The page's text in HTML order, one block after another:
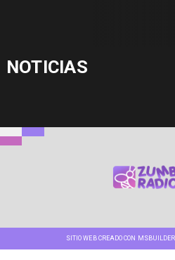
NOTICIAS
SITIO WEB CREADO CON